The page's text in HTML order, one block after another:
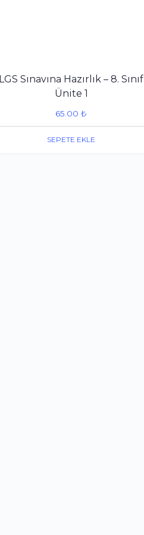
LGS Sınavına Hazırlık – 8. Sınıf
Ünite 1
65.00₺
SEPETE EKLE